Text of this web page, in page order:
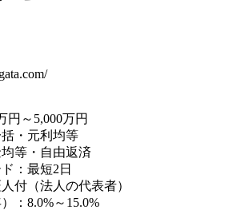
円～5,000万円
・元利均等
自由返済
：最短2日
付（法人の代表者）
：8.0%～15.0%